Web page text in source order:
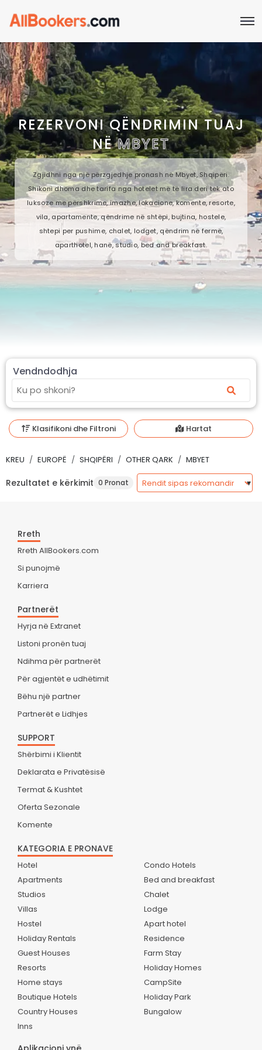
REZERVONI QËNDRIMIN TUAJ
NËMBYET
Zgjidhni nga një përzgjedhje pronash në Mbyet, Shqipëri.
Shikoni dhoma dhe tarifa nga hotelet më të lira deri tek ato
luksoze me përshkrime, imazhe, lokacione, komente, resorte,
vila, apartamente, qëndrime në shtëpi, bujtina, hostele,
shtepi per pushime, chalet, lodget, qëndrim në fermë,
aparthotel, hanë, studio, bed and breakfast.
Vendndodhja
Klasifikoni dhe Filtroni Hartat
KREU EUROPË SHQIPËRI OTHER QARK MBYET
Rezultatet e kërkimit 0 Pronat
Rreth
Rreth AllBookers.com
Si punojmë
Karriera
Partnerët
Hyrja në Extranet
Listoni pronën tuaj
Ndihma për partnerët
Për agjentët e udhëtimit
Bëhu një partner
Partnerët e Lidhjes
SUPPORT
Shërbimi i Klientit
Deklarata e Privatësisë
Termat & Kushtet
Oferta Sezonale
Komente
KATEGORIA E PRONAVE
Hotel
Apartments
Studios
Villas
Hostel
Holiday Rentals
Guest Houses
Resorts
Home stays
Boutique Hotels
Country Houses
Inns
Condo Hotels
Bed and breakfast
Chalet
Lodge
Apart hotel
Residence
Farm Stay
Holiday Homes
CampSite
Holiday Park
Bungalow